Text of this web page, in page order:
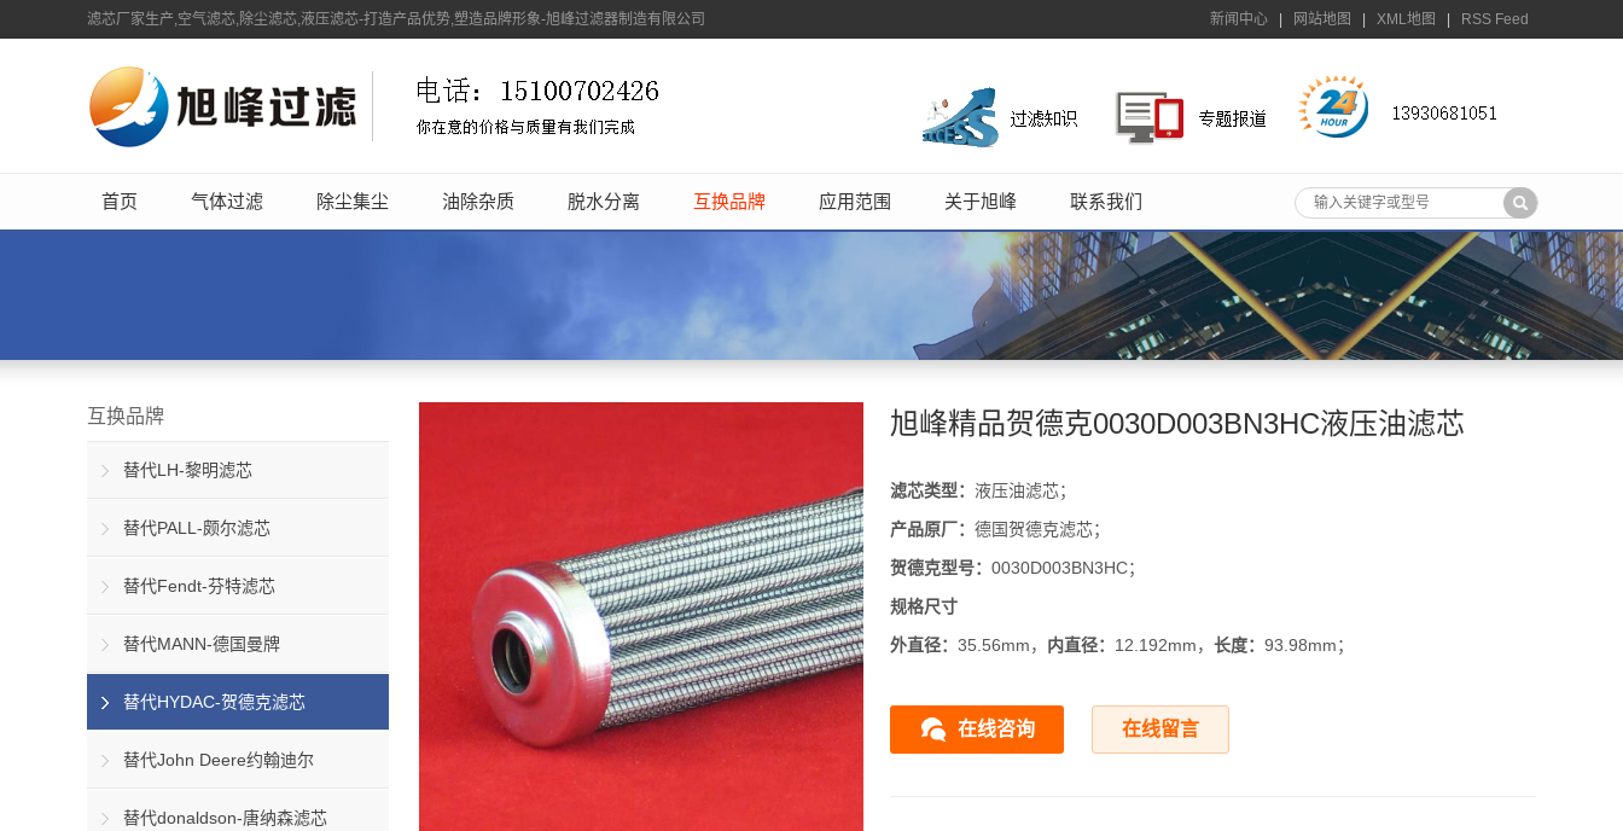
滤芯厂家生产,空气滤芯,除尘滤芯,液压滤芯-打造产品优势,塑造品牌形象-旭峰过滤器制造有限公司 新闻中心 网站地图 XML地图 RSS Feed
首页 气体过滤 除尘集尘 油除杂质 脱水分离 互换品牌 应用范围 关于旭峰 联系我们
旭峰精品贺德克0030D003BN3HC液压油滤芯
滤芯类型： 液压油滤芯；
产品原厂： 德国贺德克滤芯；
贺德克型号： 0030D003BN3HC；
规格尺寸
外直径： 35.56mm， 内直径： 12.192mm， 长度： 93.98mm；
在线咨询 在线留言
互换品牌
替代LH-黎明滤芯
替代PALL-颇尔滤芯
替代Fendt-芬特滤芯
替代MANN-德国曼牌
替代HYDAC-贺德克滤芯
替代John Deere约翰迪尔
替代donaldson-唐纳森滤芯